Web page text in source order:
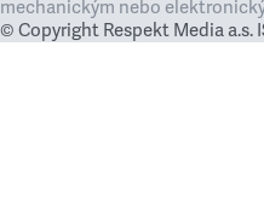
mechanickým nebo
© Copyright Respekt Media a.s.